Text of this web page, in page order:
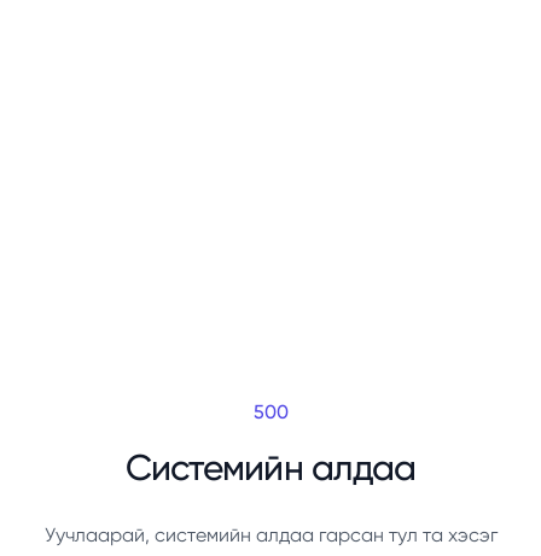
500
Системийн алдаа
Уучлаарай, системийн алдаа гарсан тул та хэсэг